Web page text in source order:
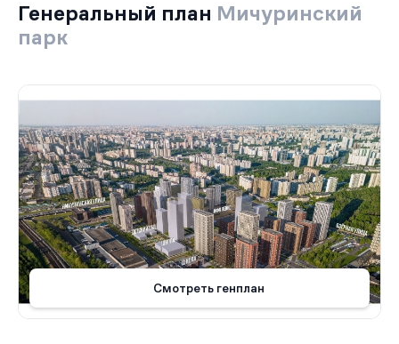
Генеральный план Мичуринский
парк
Смотреть генплан